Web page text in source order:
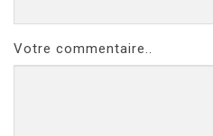
Votre commentaire..